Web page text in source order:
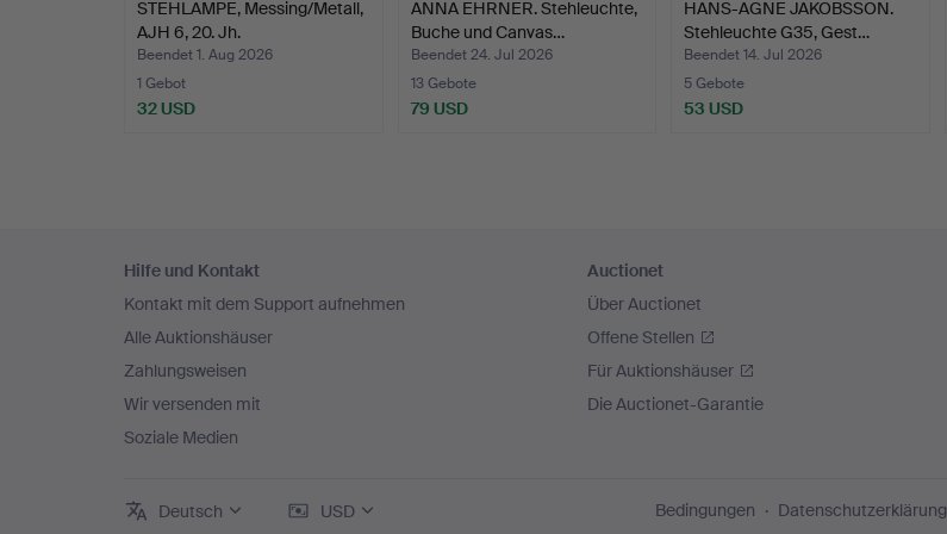
STEHLAMPE, Messing/Metall,
AJH 6, 20. Jh.
Beendet 1. Aug 2026
1 Gebot
32 USD
ANNA EHRNER. Stehleuchte,
Buche und Canvas…
Beendet 24. Jul 2026
13 Gebote
79 USD
HANS-AGNE JAKOBSSON.
Stehleuchte G35, Gest…
Beendet 14. Jul 2026
5 Gebote
53 USD
Navigation
Hilfe und Kontakt
Kontakt mit dem Support aufnehmen
Alle Auktionshäuser
Zahlungsweisen
Wir versenden mit
Soziale Medien
Auctionet
Über Auctionet
Offene Stellen
Für Auktionshäuser
Die Auctionet-Garantie
Deutsch USD Bedingungen Datenschutzerklärung